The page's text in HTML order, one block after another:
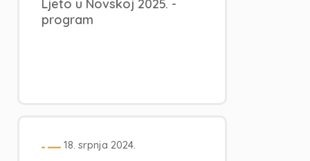
Ljeto u Novskoj 2025. -
program
18. srpnja 2024.